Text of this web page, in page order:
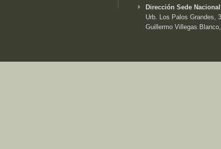
Dirección Sede
Urb. Los Palos Grandes,
Guillermo Villegas